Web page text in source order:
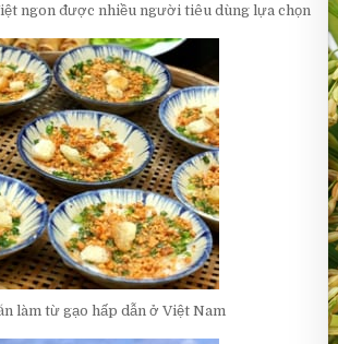
ngon được nhiều người tiêu dùng lựa chọn
làm từ gạo hấp dẫn ở Việt Nam